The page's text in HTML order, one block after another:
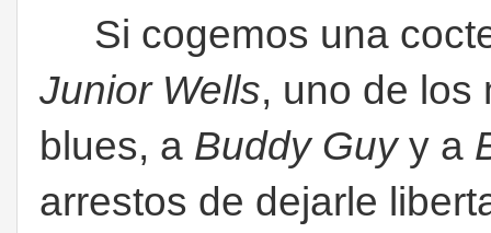
Si cogemos una
Junior Wells, uno de los
blues, a Buddy Guyy a
arrestos de dejarle